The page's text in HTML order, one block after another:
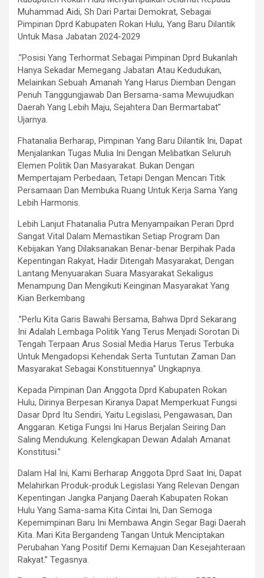
Muhammad Aidi, Sh Dari Partai Demokrat, Sebagai
Pimpinan Dprd Kabupaten Rokan Hulu, Yang Baru Dilantik
Untuk Masa Jabatan 2024-2029
.”Posisi Yang Terhormat Sebagai Pimpinan Dprd Bukanlah
Hanya Sekadar Memegang Jabatan Atau Kedudukan,
Melainkan Sebuah Amanah Yang Harus Diemban Dengan
Penuh Tanggungjawab Dan Bersama-sama Mewujudkan
Daerah Yang Lebih Maju, Sejahtera Dan Bermartabat”
Ujarnya.
Fhatanalia Berharap, Pimpinan Yang Baru Dilantik Ini, Dapat
Menjalankan Tugas Mulia Ini Dengan Melibatkan Seluruh
Elemen Politik Dan Masyarakat. Bukan Dengan
Mempertajam Perbedaan, Tetapi Dengan Mencari Titik
Persamaan Dan Membuka Ruang Untuk Kerja Sama Yang
Lebih Harmonis.
Lebih Lanjut Fhatanalia Putra Menyampaikan Peran Dprd
Sangat Vital Dalam Memastikan Setiap Program Dan
Kebijakan Yang Dilaksanakan Benar-benar Berpihak Pada
Kepentingan Rakyat, Hadir Ditengah Masyarakat, Dengan
Lantang Menyuarakan Suara Masyarakat Sekaligus
Menampung Dan Mengikuti Keinginan Masyarakat Yang
Kian Berkembang
.”Perlu Kita Garis Bawahi Bersama, Bahwa Dprd Sekarang
Ini Adalah Lembaga Politik Yang Terus Menjadi Sorotan Di
Tengah Terpaan Arus Sosial Media Harus Terus Terbuka
Untuk Mengadopsi Kehendak Serta Tuntutan Zaman Dan
Masyarakat Sebagai Konstituennya” Ungkapnya.
Kepada Pimpinan Dan Anggota Dprd Kabupaten Rokan
Hulu, Dirinya Berpesan Kiranya Dapat Memperkuat Fungsi
Dasar Dprd Itu Sendiri, Yaitu Legislasi, Pengawasan, Dan
Anggaran. Ketiga Fungsi Ini Harus Berjalan Seiring Dan
Saling Mendukung. Kelengkapan Dewan Adalah Amanat
Konstitusi.”
Dalam Hal Ini, Kami Berharap Anggota Dprd Saat Ini, Dapat
Melahirkan Produk-produk Legislasi Yang Relevan Dengan
Kepentingan Jangka Panjang Daerah Kabupaten Rokan
Hulu Yang Sama-sama Kita Cintai Ini, Dan Semoga
Kepemimpinan Baru Ini Membawa Angin Segar Bagi Daerah
Kita. Mari Kita Bergandeng Tangan Untuk Menciptakan
Perubahan Yang Positif Demi Kemajuan Dan Kesejahteraan
Rakyat.” Tegasnya.